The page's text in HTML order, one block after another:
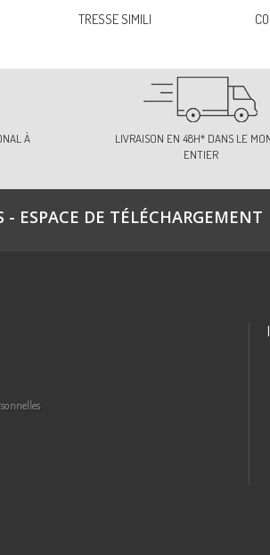
TRESSE SIMILI
À
LIVRAISON EN 48H* DANS LE
ENTIER
- ESPACE DE TÉLÉCHARGEMENT